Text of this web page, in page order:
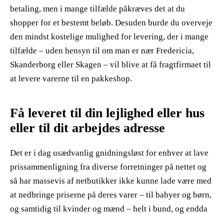
betaling, men i mange tilfælde påkræves det at du
shopper for et bestemt beløb. Desuden burde du overveje
den mindst kostelige mulighed for levering, der i mange
tilfælde – uden hensyn til om man er nær Fredericia,
Skanderborg eller Skagen – vil blive at få fragtfirmaet til
at levere varerne til en pakkeshop.
Få leveret til din lejlighed eller hus
eller til dit arbejdes adresse
Det er i dag usædvanlig gnidningsløst for enhver at lave
prissammenligning fra diverse forretninger på nettet og
så har massevis af netbutikker ikke kunne lade være med
at nedbringe priserne på deres varer – til babyer og børn,
og samtidig til kvinder og mænd – helt i bund, og endda